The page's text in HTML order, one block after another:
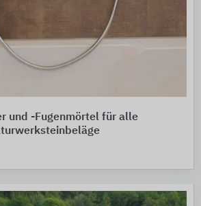
und -Fugenmörtel für alle